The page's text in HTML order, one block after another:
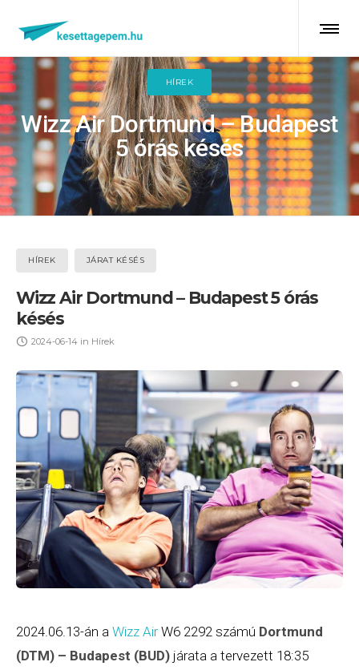
HÍREK
Wizz Air Dortmund – Budapest
5 órás késés
HÍREK JÁRAT KÉSÉS
Wizz Air Dortmund – Budapest 5 órás
késés
2024-06-14 in Hírek
2024.06.13-án a Wizz AirW6 2292 számú Dortmund
(DTM) – Budapest (BUD) járata a tervezett 18:35